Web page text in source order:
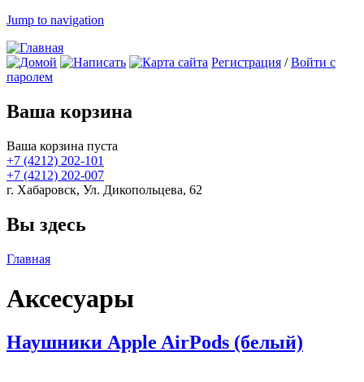
Jump to navigation
Регистрация /Войти с
паролем
Ваша корзина
Ваша корзина пуста
+7 (4212) 202-101
+7 (4212) 202-007
г. Хабаровск, Ул. Дикопольцева, 62
Вы здесь
Главная
Аксесуары
Наушники Apple AirPods (белый)